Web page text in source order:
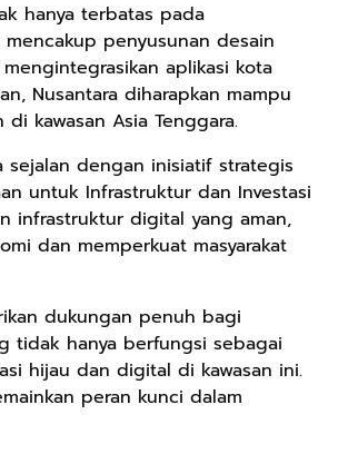
hanya terbatas pada
penyusunan desain
aplikasi kota
Nusantara diharapkan mampu
kawasan Asia Tenggara.
sejalan dengan inisiatif strategis
untuk Infrastruktur dan Investasi
infrastruktur digital yang aman,
dan memperkuat masyarakat
dukungan penuh bagi
tidak hanya berfungsi sebagai
hijau dan digital di kawasan ini.
peran kunci dalam
Rp98.049
Ebook The
Forest Therapy
ala Dayak:
of Borneor
Google Book
Rp90.576
Ebook Biografi
Teddy Kardin:
The Shadow
Google Book